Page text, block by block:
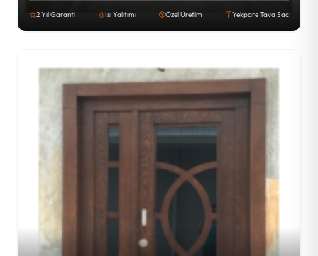
2 Yıl Garanti Isı Yalıtımı Özel Üretim Yekpare Tava Sac